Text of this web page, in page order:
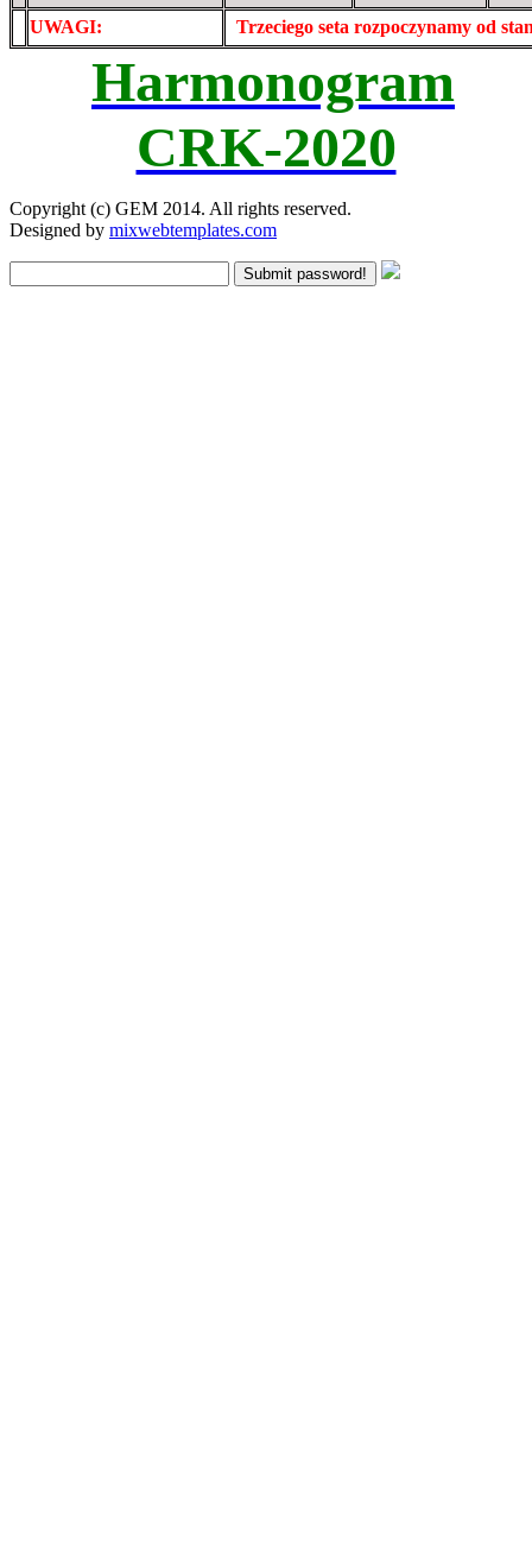
UWAGI:
Trzeciego seta rozpoczynamy od
Harmonogram
CRK-2020
Copyright (c) GEM 2014. All rights reserved.
Designed by mixwebtemplates.com
Submit password!